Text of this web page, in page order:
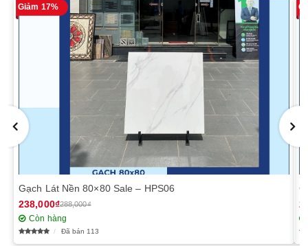
Gạch Lát Nền 80×80 Sale – HPS06
238,000₫288,000₫
Giảm 17%
Còn hàng
Đã bán 113